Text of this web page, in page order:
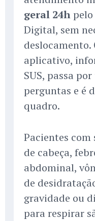
geral 24h
Digital, sem
deslocamento.
aplicativo,
SUS, passa
perguntas e é
quadro.
Pacientes
de cabeça,
abdominal,
de
gravidade ou
para respirar